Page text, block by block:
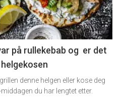
på rullekebab og er det
denne helgen eller kose deg
du har lengtet etter.